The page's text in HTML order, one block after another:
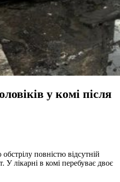
у комі після
повністю відсутній
У лікарні в комі перебуває двоє